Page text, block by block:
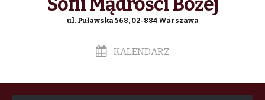
ul. Puławska 568, 02-884 Warszawa
KALENDARZ